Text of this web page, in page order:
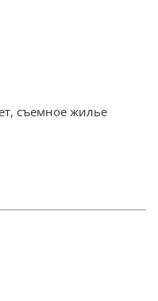
съемное жилье